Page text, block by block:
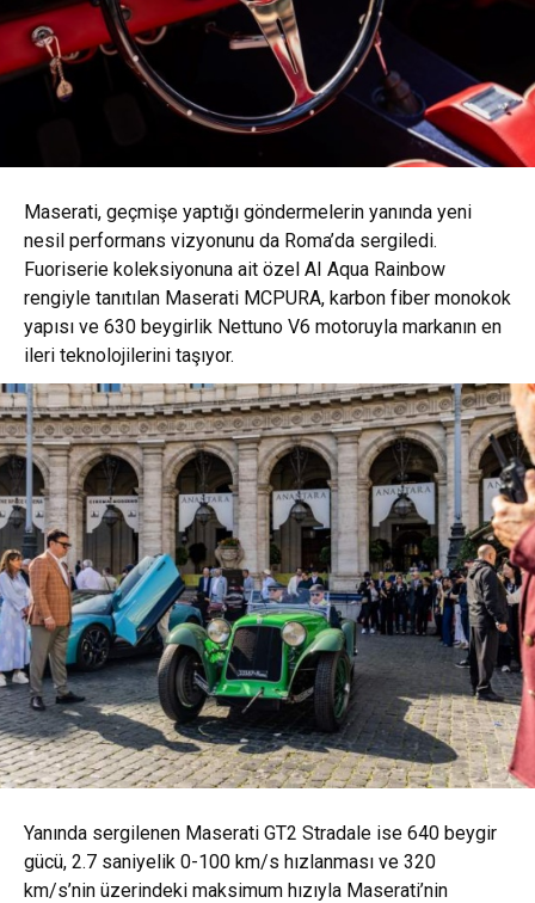
Maserati, geçmişe yaptığı göndermelerin yanında yeni
nesil performans vizyonunu da Roma’da sergiledi.
Fuoriserie koleksiyonuna ait özel AI Aqua Rainbow
rengiyle tanıtılan Maserati MCPURA, karbon fiber monokok
yapısı ve 630 beygirlik Nettuno V6 motoruyla markanın en
ileri teknolojilerini taşıyor.
Yanında sergilenen Maserati GT2 Stradale ise 640 beygir
gücü, 2.7 saniyelik 0-100 km/s hızlanması ve 320
km/s’nin üzerindeki maksimum hızıyla Maserati’nin